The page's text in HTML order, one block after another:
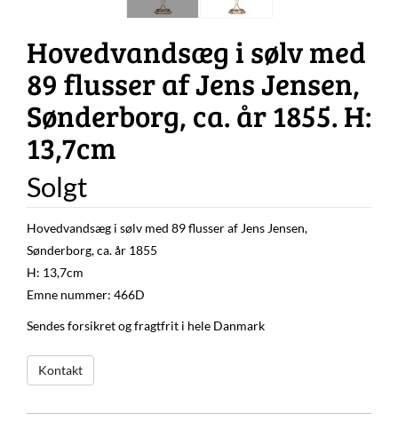
Hovedvandsæg i sølv med
89 flusser af Jens Jensen,
Sønderborg, ca. år 1855. H:
13,7cm
Solgt
Hovedvandsæg i sølv med 89 flusser af Jens Jensen,
Sønderborg, ca. år 1855
H: 13,7cm
Emne nummer: 466D
Sendes forsikret og fragtfrit i hele Danmark
Kontakt